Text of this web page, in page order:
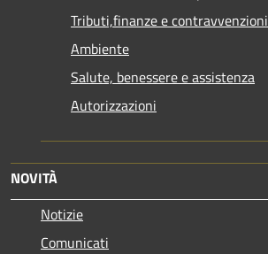
Tributi,finanze e contravvenzioni
Ambiente
Salute, benessere e assistenza
Autorizzazioni
NOVITÀ
Notizie
Comunicati